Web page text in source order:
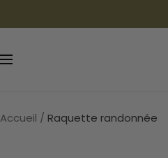
au
Navigation
Accueil Raquette randonnée